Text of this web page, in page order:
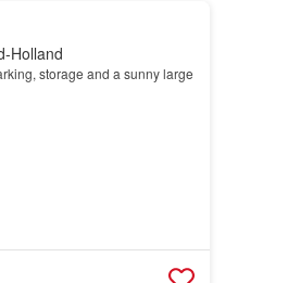
Holland
storage and a sunny large